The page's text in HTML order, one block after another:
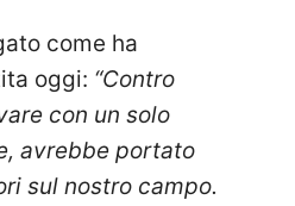
come ha
oggi: “Contro
con un solo
avrebbe portato
sul nostro campo.